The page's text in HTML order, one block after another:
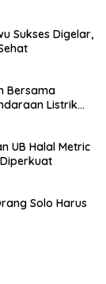
Sukses Digelar,
Bersama
Listrik
UB Halal Metric
Solo Harus